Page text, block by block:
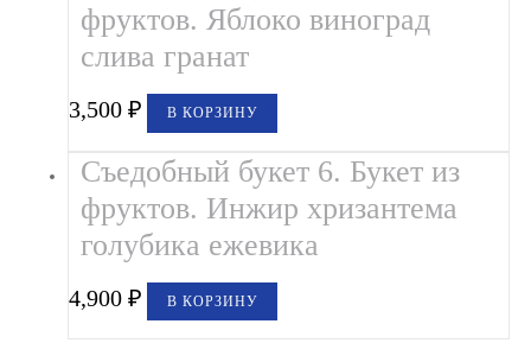
фруктов. Яблоко виноград
слива гранат
3,500₽ В КОРЗИНУ
Съедобный букет 6. Букет из
фруктов. Инжир хризантема
голубика ежевика
4,900₽ В КОРЗИНУ